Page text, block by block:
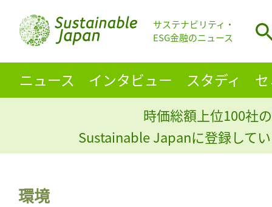
サステナビリティ・
ESG金融のニュース
ニュース インタビュー スタディ
時価総額上位100社
Sustainable Japanに登録して
環境